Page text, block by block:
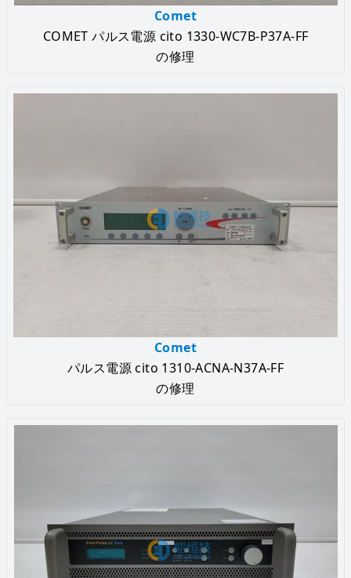
Comet
COMET パルス電源 cito 1330-WC7B-P37A-FF
の修理
Comet
パルス電源 cito 1310-ACNA-N37A-FF
の修理